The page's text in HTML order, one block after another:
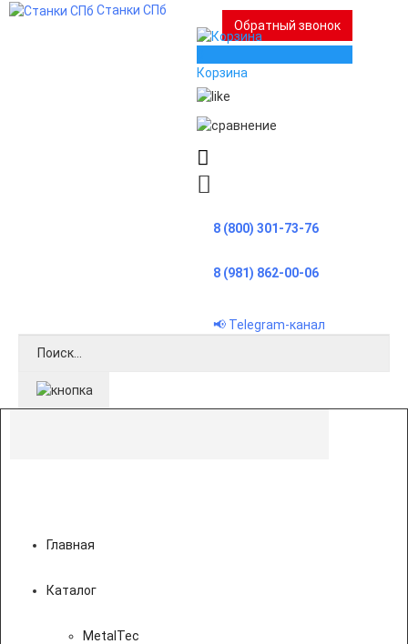
Станки СПб
Обратный звонок
Корзина
8 (800) 301-73-76
8 (981) 862-00-06
📢 Telegram-канал
Главная
Каталог
MetalTec